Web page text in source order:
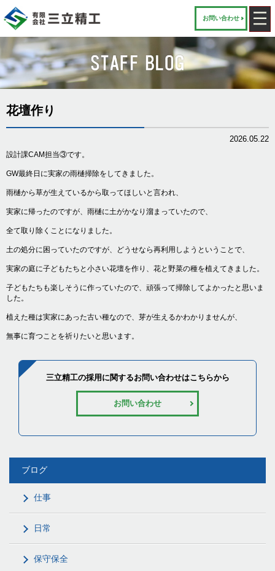
お問い合わせ
花壇作り
2026.05.22
設計課CAM担当③です。
GW最終日に実家の雨樋掃除をしてきました。
雨樋から草が生えているから取ってほしいと言われ、
実家に帰ったのですが、雨樋に土がかなり溜まっていたので、
全て取り除くことになりました。
土の処分に困っていたのですが、どうせなら再利用しようということで、
実家の庭に子どもたちと小さい花壇を作り、花と野菜の種を植えてきました。
子どもたちも楽しそうに作っていたので、頑張って掃除してよかったと思いま
した。
植えた種は実家にあった古い種なので、芽が生えるかわかりませんが、
無事に育つことを祈りたいと思います。
三立精工の採用に関するお問い合わせはこちらから
お問い合わせ
ブログ
仕事
日常
保守保全